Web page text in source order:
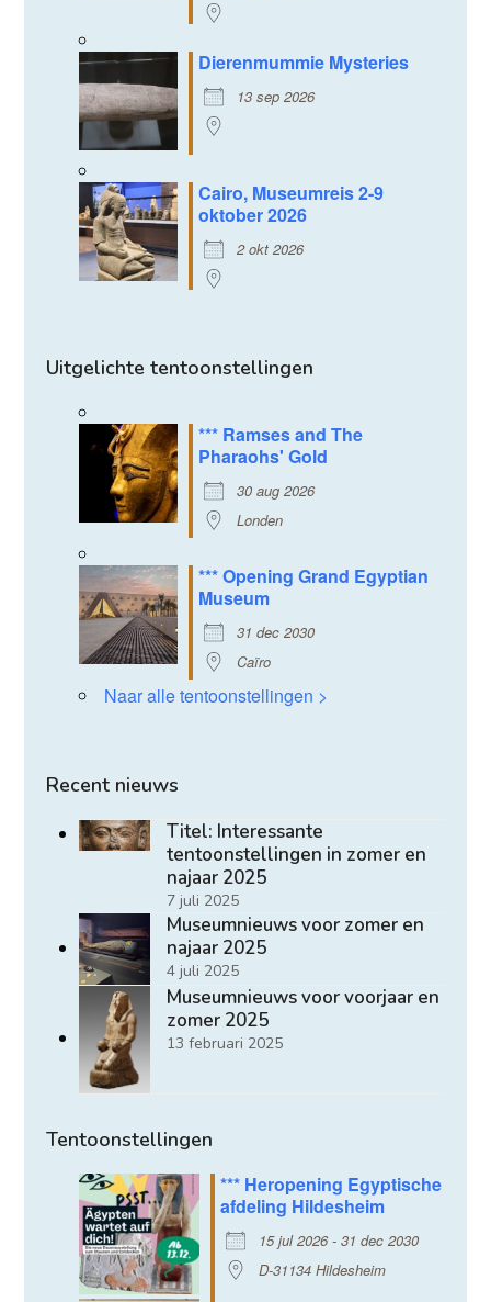
Dierenmummie Mysteries
13 sep 2026
Cairo, Museumreis 2-9
oktober 2026
2 okt 2026
Uitgelichte tentoonstellingen
*** Ramses and The
Pharaohs' Gold
30 aug 2026
Londen
*** Opening Grand Egyptian
Museum
31 dec 2030
Caïro
Naar alle tentoonstellingen >
Recent nieuws
Titel: Interessante
tentoonstellingen in zomer en
najaar 2025
7 juli 2025
Museumnieuws voor zomer en
najaar 2025
4 juli 2025
Museumnieuws voor voorjaar en
zomer 2025
13 februari 2025
Tentoonstellingen
*** Heropening Egyptische
afdeling Hildesheim
15 jul 2026 - 31 dec 2030
D-31134 Hildesheim